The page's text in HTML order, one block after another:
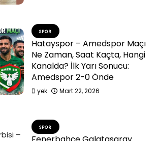
SPOR
Hatayspor – Amedspor Maçı
Ne Zaman, Saat Kaçta, Hangi
Kanalda? İlk Yarı Sonucu:
Amedspor 2-0 Önde
yek Mart 22, 2026
SPOR